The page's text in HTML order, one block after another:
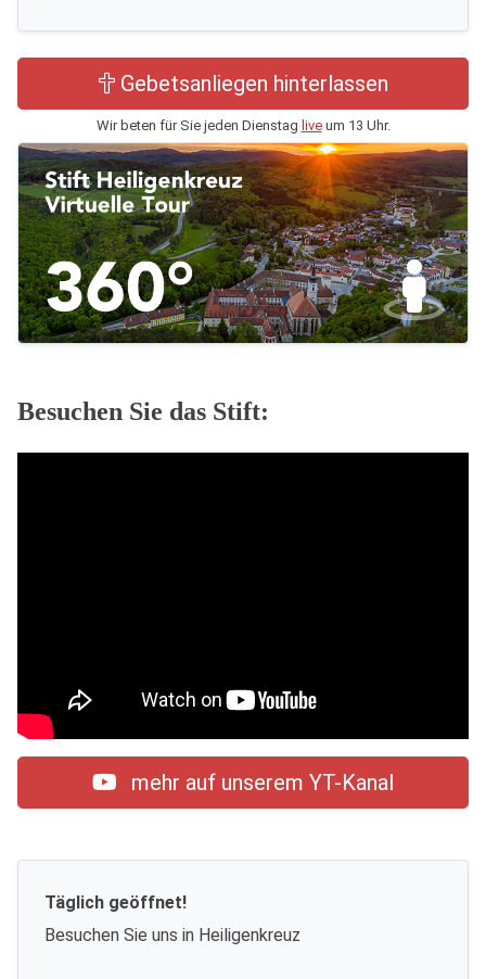
Gebetsanliegen hinterlassen
Wir beten für Sie jeden Dienstag liveum 13 Uhr.
Besuchen Sie das Stift:
mehr auf unserem YT-Kanal
Täglich geöffnet!
Besuchen Sie uns in Heiligenkreuz